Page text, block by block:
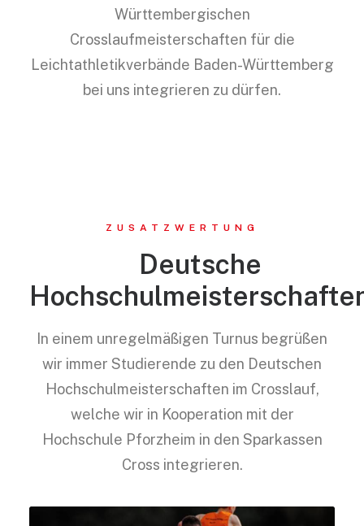
Württembergischen
Crosslaufmeisterschaften für die
Leichtathletikverbände Baden-Württemberg
bei uns integrieren zu dürfen.
ZUSATZWERTUNG
Deutsche
In einem unregelmäßigen Turnus begrüßen
wir immer Studierende zu den Deutschen
Hochschulmeisterschaften im Crosslauf,
welche wir in Kooperation mit der
Hochschule Pforzheim in den Sparkassen
Cross integrieren.